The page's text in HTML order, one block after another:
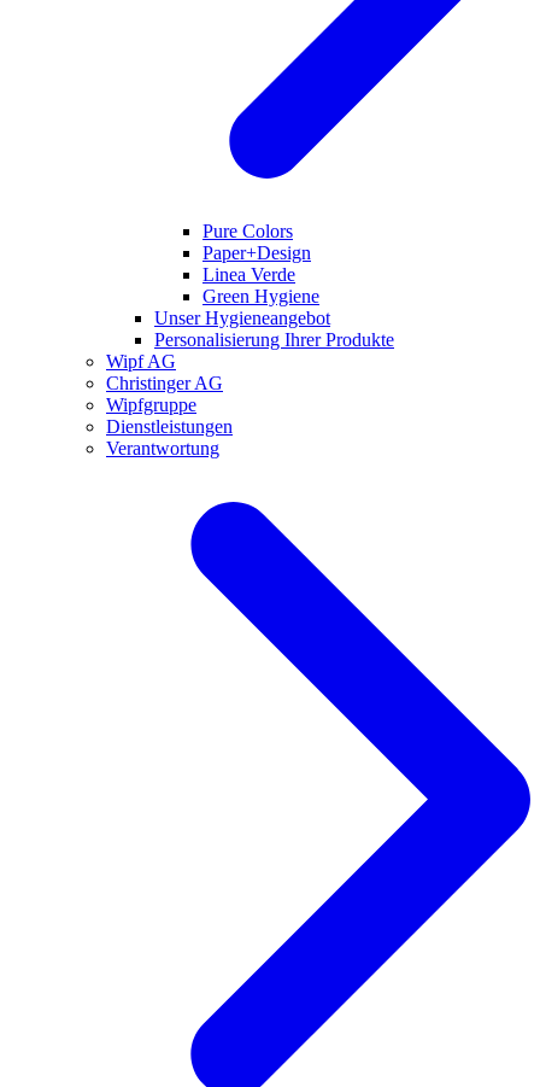
Pure Colors
Paper+Design
Linea Verde
Green Hygiene
Unser Hygieneangebot
Personalisierung Ihrer Produkte
Wipf AG
Christinger AG
Wipfgruppe
Dienstleistungen
Verantwortung